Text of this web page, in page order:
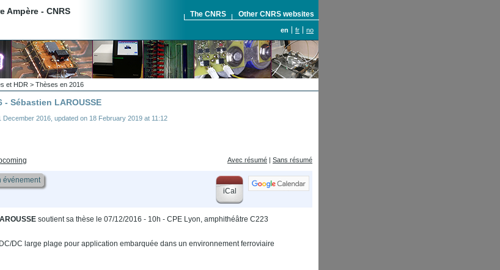
- CNRS
The CNRS Other CNRS websites
en fr no
et HDR > Thèses en 2016
- Sébastien LAROUSSE
December 2016 updated on 18 February 2019 at 11:12
Avec résumé | Sans résumé
événement
iCal
soutient sa thèse le 07/12/2016 - 10h - CPE Lyon, amphithéâtre C223
DC large plage pour application embarquée dans un environnement ferroviaire